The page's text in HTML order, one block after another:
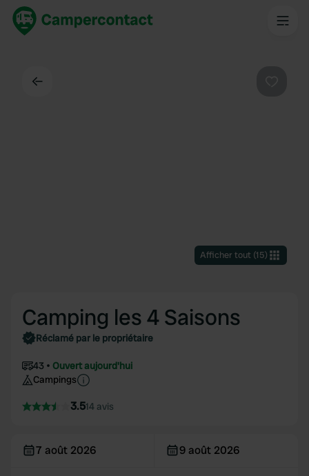
Afficher tout(15)
Camping les 4 Saisons
Réclamé par le propriétaire
43
Ouvert aujourd'hui
Campings
3.514 avis
7 août 2026 9 août 2026